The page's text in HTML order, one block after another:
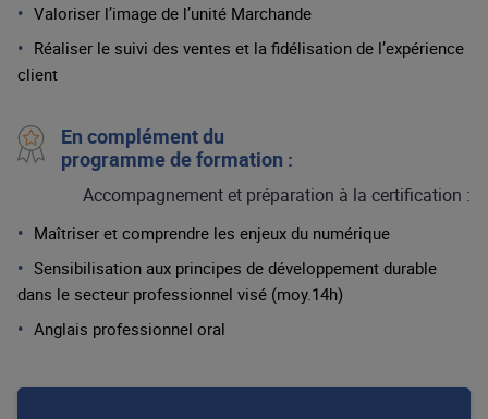
Valoriser l’image de l’unité Marchande
Réaliser le suivi des ventes et la fidélisation de l’expérience
client
En complément du
programme de formation :
Accompagnement et préparation à la certification :
Maîtriser et comprendre les enjeux du numérique
Sensibilisation aux principes de développement durable
dans le secteur professionnel visé (moy.14h)
Anglais professionnel oral